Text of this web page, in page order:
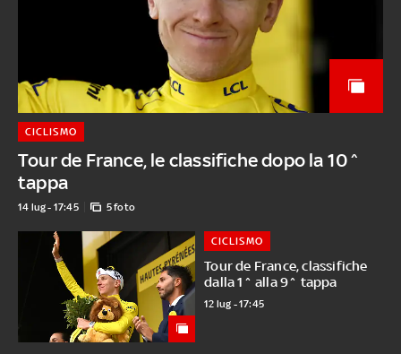
Tour de France, le classifiche dopo la 10^
tappa
CICLISMO
14 lug - 17:45 5 foto
Tour de France, classifiche
dalla 1^ alla 9^ tappa
CICLISMO
12 lug - 17:45